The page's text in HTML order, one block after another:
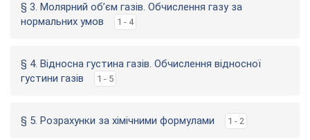
§ 3. Молярний об’єм газів. Обчислення газу за
нормальних умов
1 - 4
§ 4. Відносна густина газів. Обчислення відносної
густини газів
1 - 5
§ 5. Розрахунки за хімічними формулами 1 - 2